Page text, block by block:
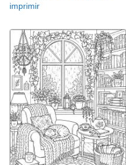
imprimir